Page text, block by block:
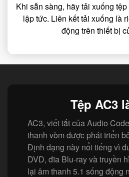
Khi sẵn sàng, hãy tải xuống
lập tức. Liên kết tải xuống là
động trên thiết bị
Tệp AC3
AC3, viết tắt của Audio
thanh vòm được phát triển
Định dạng này nổi tiếng vì
DVD, đĩa Blu-ray và truyền
lại âm thanh 5.1 sống động